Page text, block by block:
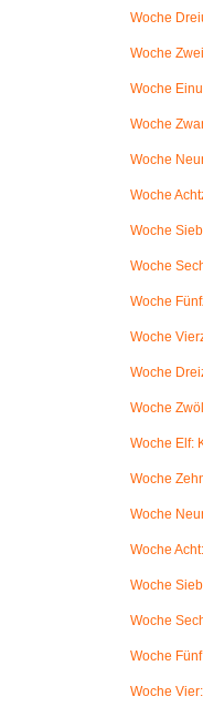
Woche
Woche
Woche
Woche
Woche
Woche
Woche
Woche
Woche
Woche
Woche
Woche
Woche Elf:
Woche
Woche
Woche
Woche
Woche
Woche
Woche